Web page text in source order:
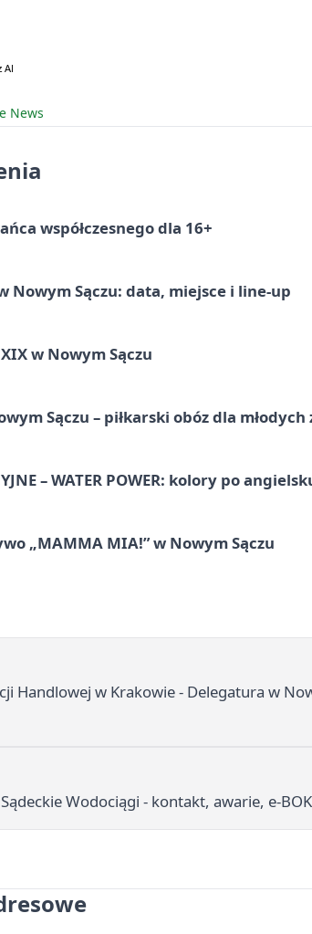
News
współczesnego dla 16+
Nowym Sączu: data, miejsce i line-up
w Nowym Sączu
Sączu – piłkarski obóz dla
– WATER POWER: kolory po
„MAMMA MIA!” w Nowym Sączu
Handlowej w Krakowie - Delegatura w
Sądeckie Wodociągi - kontakt, awarie, e-